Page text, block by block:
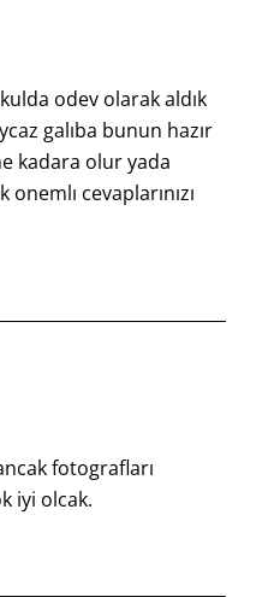
odev olarak aldık
galıba bunun hazır
kadara olur yada
onemlı cevaplarınızı
fotografları
iyi olcak.